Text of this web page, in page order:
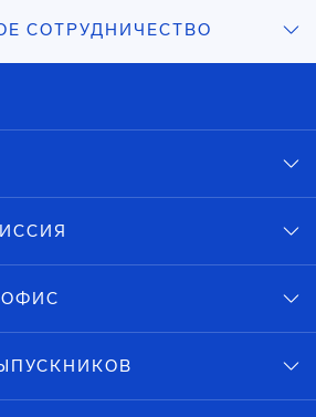
СОТРУДНИЧЕСТВО